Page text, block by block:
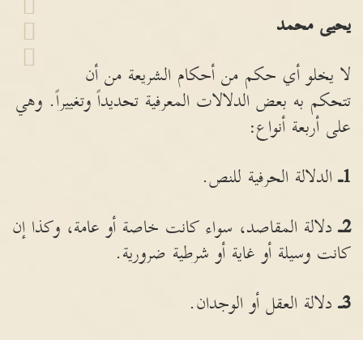
يحيى محمد
لا يخلو أي حكم من أحكام الشريعة من أن
تتحكم به بعض الدلالات المعرفية تحديداً وتغييراً. وهي
على أربعة أنواع:
1ـالدلالة الحرفية للنص.
2ـدلالة المقاصد، سواء كانت خاصة أو عامة، وكذا إن
كانت وسيلة أو غاية أو شرطية ضرورية.
3ـدلالة العقل أو الوجدان.